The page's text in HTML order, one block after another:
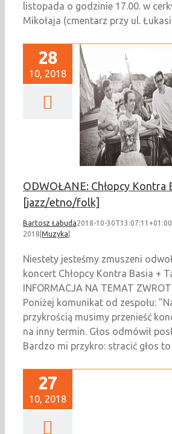
listopada o godzinie 17.00. w
Mikołaja (cmentarz przy ul.
28
10, 2018
ODWOŁANE: Chłopcy Kontra
[jazz/etno/folk]
Bartosz Łabuda2018-10-30T13:07:11+01:00
2018 Muzyka
Niestety jesteśmy zmuszeni
koncert Chłopcy Kontra Basia +
INFORMACJA NA TEMAT
Poniżej komunikat od zespołu:
przykrością musimy przenieść
na inny termin. Głos odmówił
Bardzo mi przykro: stracić głos to
27
10, 2018